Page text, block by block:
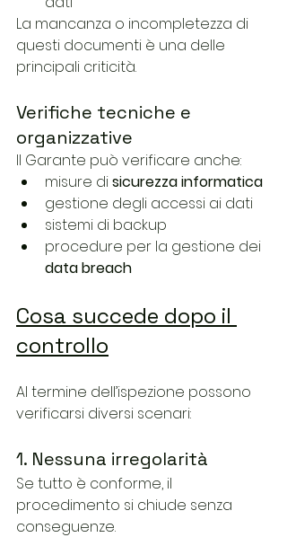
La mancanza o incompletezza di
questi documenti è una delle
principali criticità.
Verifiche tecniche e
organizzative
Il Garante può verificare anche:
misure di sicurezza informatica
gestione degli accessi ai dati
sistemi di backup
procedure per la gestione dei
data breach
Cosa succede dopo il
controllo
Al termine dell’ispezione possono
verificarsi diversi scenari:
1. Nessuna irregolarità
Se tutto è conforme, il
procedimento si chiude senza
conseguenze.